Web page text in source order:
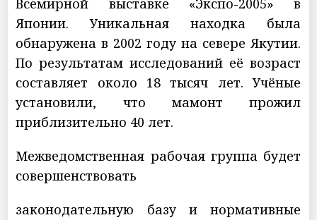
Японии. Уникальная находка была
обнаружена в 2002 году на севере Якутии.
По результатам исследований её возраст
составляет около 18 тысяч лет. Учёные
установили, что мамонт прожил
приблизительно 40 лет.
Межведомственная рабочая группа будет
совершенствовать
законодательную базу и нормативные